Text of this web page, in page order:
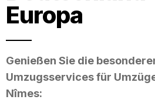
Europa
Genießen Sie die
Umzugsservices für
Nîmes: